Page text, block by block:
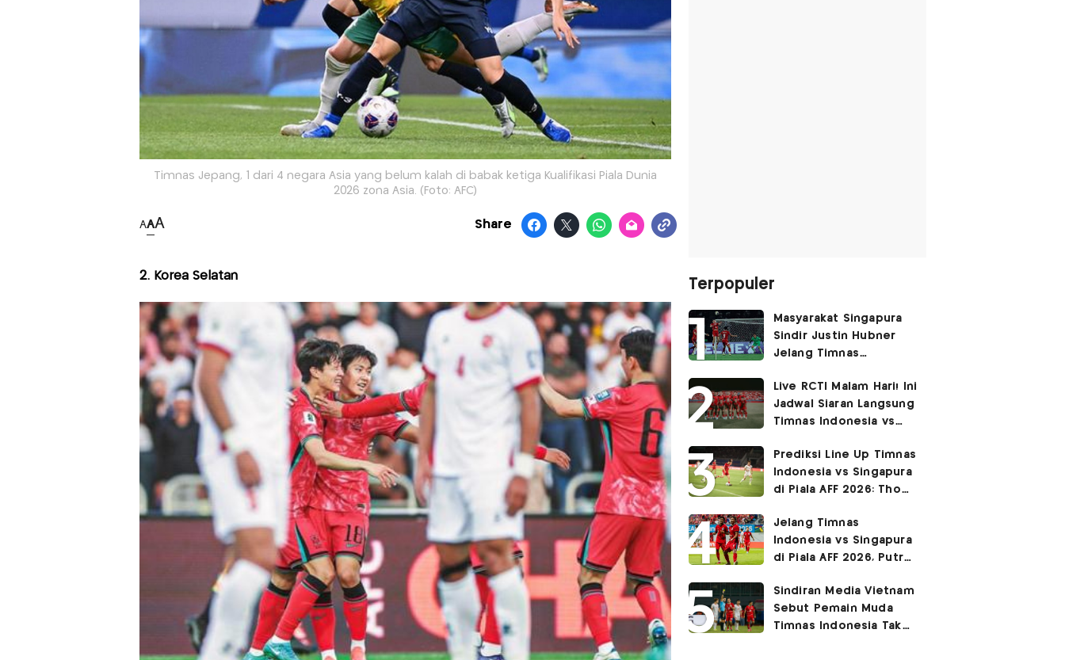
Timnas Jepang, 1 dari 4 negara Asia yang belum kalah di babak ketiga Kualifikasi Piala Dunia
2026 zona Asia. (Foto: AFC)
AAA Share
2. Korea Selatan
Terpopuler
Masyarakat Singapura
Sindir Justin Hubner
Jelang Timnas
Ia Seolah-olah Lahir di
Permukiman Kumuh
Jakarta Barat!
Live RCTI Malam Hari! Ini
Jadwal Siaran Langsung
Timnas Indonesia vs
2026
Prediksi Line Up Timnas
Indonesia vs Singapura
di Piala AFF 2026: Thom
Tengah!
Jelang Timnas
Indonesia vs Singapura
di Piala AFF 2026, Putra
Petuah Ayahnya
Sindiran Media Vietnam
Sebut Pemain Muda
Timnas Indonesia Tak